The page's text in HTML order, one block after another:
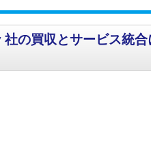
の買収とサービス統